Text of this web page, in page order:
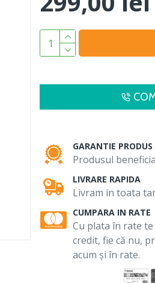
GARANTIE PRODUS
Produsul
LIVRARE RAPIDA
Livram in toata
CUMPARA IN RATE
Cu plata în rate
credit, fie că nu,
acum și în rate.